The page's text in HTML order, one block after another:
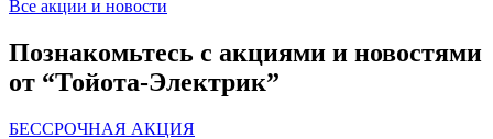
Все акции и новости
Познакомьтесь с акциями и новостями
от “Тойота-Электрик”
БЕССРОЧНАЯ АКЦИЯ